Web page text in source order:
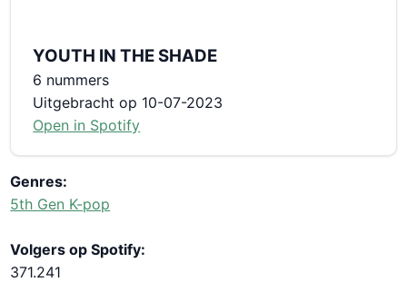
YOUTH IN THE SHADE
6 nummers
Uitgebracht op 10-07-2023
Open in Spotify
Genres:
5th Gen K-pop
Volgers op Spotify:
371.241